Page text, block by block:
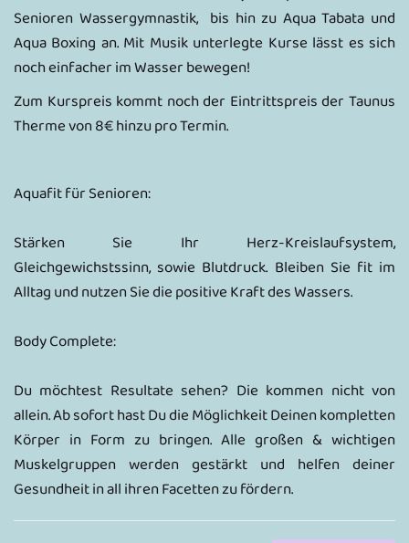
Senioren Wassergymnastik, bis hin zu Aqua Tabata und
Aqua Boxing an. Mit Musik unterlegte Kurse lässt es sich
noch einfacher im Wasser bewegen!
Zum Kurspreis kommt noch der Eintrittspreis der Taunus
Therme von 8€ hinzu pro Termin.
Aquafit für Senioren:
Stärken Sie Ihr Herz-Kreislaufsystem,
Gleichgewichstssinn, sowie Blutdruck. Bleiben Sie fit im
Alltag und nutzen Sie die positive Kraft des Wassers.
Body Complete:
Du möchtest Resultate sehen? Die kommen nicht von
allein. Ab sofort hast Du die Möglichkeit Deinen kompletten
Körper in Form zu bringen. Alle großen & wichtigen
Muskelgruppen werden gestärkt und helfen deiner
Gesundheit in all ihren Facetten zu fördern.